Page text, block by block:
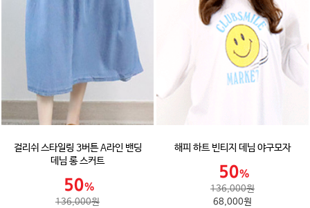
걸리쉬 스타일링 3버튼 A라인 밴딩
데님 롱 스커트
136,000원
해피 하트 빈티지 데님 야구모자
136,000원
68,000원